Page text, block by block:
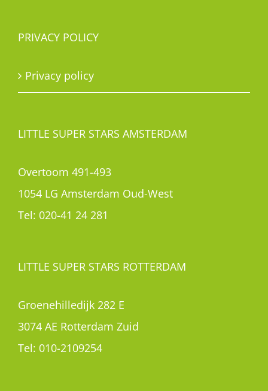
PRIVACY POLICY
Privacy policy
LITTLE SUPER STARS AMSTERDAM
Overtoom 491-493
1054 LG Amsterdam Oud-West
Tel: 020-41 24 281
LITTLE SUPER STARS ROTTERDAM
Groenehilledijk 282 E
3074 AE Rotterdam Zuid
Tel: 010-2109254